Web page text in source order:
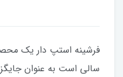
فرشینه استپ دار یک
سالی است به عنوان